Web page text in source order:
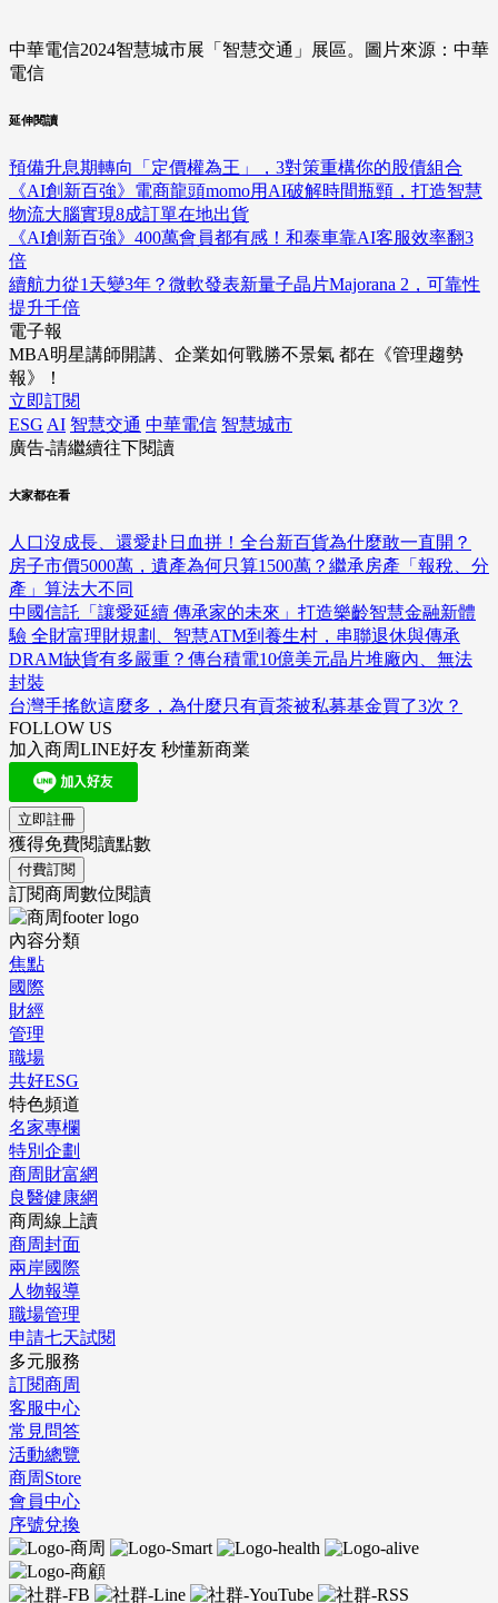
中華電信2024智慧城市展「智慧交通」展區。圖片來源：中華
電信
延伸閱讀
預備升息期轉向「定價權為王」，3對策重構你的股債組合
《AI創新百強》電商龍頭momo用AI破解時間瓶頸，打造智慧
物流大腦實現8成訂單在地出貨
《AI創新百強》400萬會員都有感！和泰車靠AI客服效率翻3
倍
續航力從1天變3年？微軟發表新量子晶片Majorana 2，可靠性
提升千倍
電子報
MBA明星講師開講、企業如何戰勝不景氣 都在《管理趨勢
報》！
立即訂閱
ESG AI 智慧交通 中華電信 智慧城市
廣告-請繼續往下閱讀
大家都在看
人口沒成長、還愛赴日血拼！全台新百貨為什麼敢一直開？
房子市價5000萬，遺產為何只算1500萬？繼承房產「報稅、分
產」算法大不同
中國信託「讓愛延續 傳承家的未來」打造樂齡智慧金融新體
驗 全財富理財規劃、智慧ATM到養生村，串聯退休與傳承
DRAM缺貨有多嚴重？傳台積電10億美元晶片堆廠內、無法
封裝
台灣手搖飲這麼多，為什麼只有貢茶被私募基金買了3次？
FOLLOW US
加入商周LINE好友 秒懂新商業
立即註冊
獲得免費閱讀點數
付費訂閱
訂閱商周數位閱讀
內容分類
焦點
國際
財經
管理
職場
共好ESG
特色頻道
名家專欄
特別企劃
商周財富網
良醫健康網
商周線上讀
商周封面
兩岸國際
人物報導
職場管理
申請七天試閱
多元服務
訂閱商周
客服中心
常見問答
活動總覽
商周Store
會員中心
序號兌換